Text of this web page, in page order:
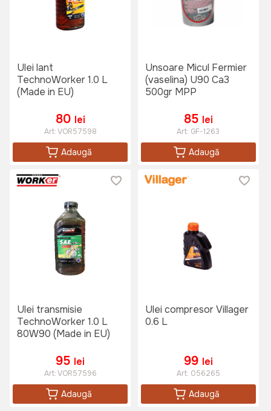
Ulei lant
TechnoWorker 1.0 L
(Made in EU)
80 lei
Art:VOR57598
Adaugă
Unsoare Micul Fermier
(vaselina) U90 Ca3
500gr MPP
85 lei
Art: GF-1263
Adaugă
Ulei transmisie
TechnoWorker 1.0 L
80W90 (Made in EU)
95 lei
Art:VOR57596
Adaugă
Ulei compresor Villager
0.6 L
99 lei
Art: 056265
Adaugă